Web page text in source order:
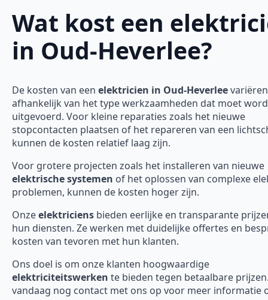
Wat kost een
in Oud-Heverlee?
De kosten van een elektricien in Oud-Heverleevariëren
afhankelijk van het type werkzaamheden dat moet
uitgevoerd. Voor kleine reparaties zoals het nieuwe
stopcontacten plaatsen of het repareren van een
kunnen de kosten relatief laag zijn.
Voor grotere projecten zoals het installeren van nieuwe
elektrische systemen of het oplossen van complexe
problemen, kunnen de kosten hoger zijn.
Onzeelektriciens bieden eerlijke en transparante
hun diensten. Ze werken met duidelijke offertes en
kosten van tevoren met hun klanten.
Ons doel is om onze klanten hoogwaardige
elektriciteitswerken te bieden tegen betaalbare
vandaag nog contact met ons op voor meer informatie